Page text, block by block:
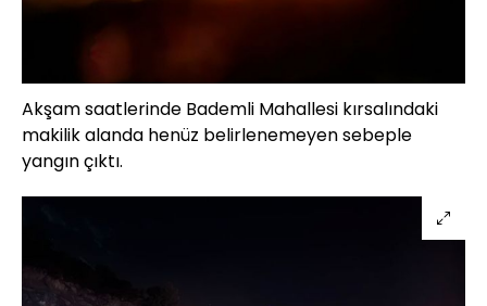
Akşam saatlerinde Bademli Mahallesi kırsalındaki
makilik alanda henüz belirlenemeyen sebeple
yangın çıktı.